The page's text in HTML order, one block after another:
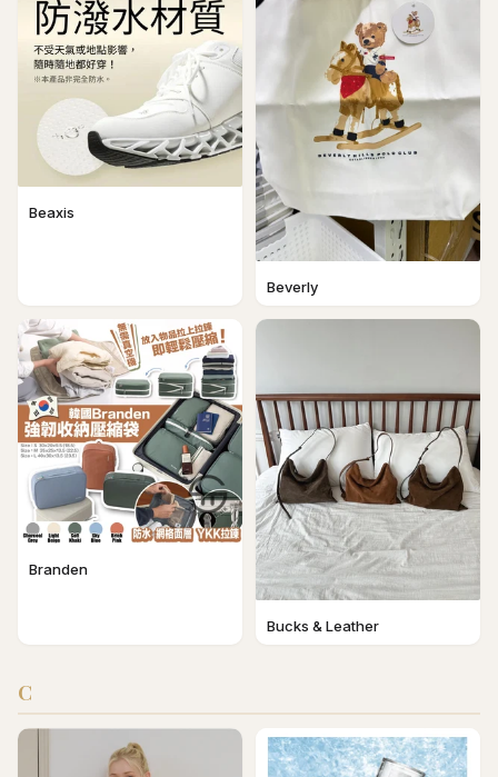
Beaxis
Beverly
Branden
Bucks & Leather
C